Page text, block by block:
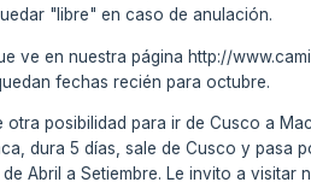
"libre" en caso de anulación.
ve en nuestra página http://
fechas recién para octubre.
posibilidad para ir de Cusco a
dura 5 días, sale de Cusco y pasa
Abril a Setiembre. Le invito a